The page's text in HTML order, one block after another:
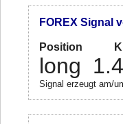
FOREX Signal
Position
long
Signal erzeugt am/